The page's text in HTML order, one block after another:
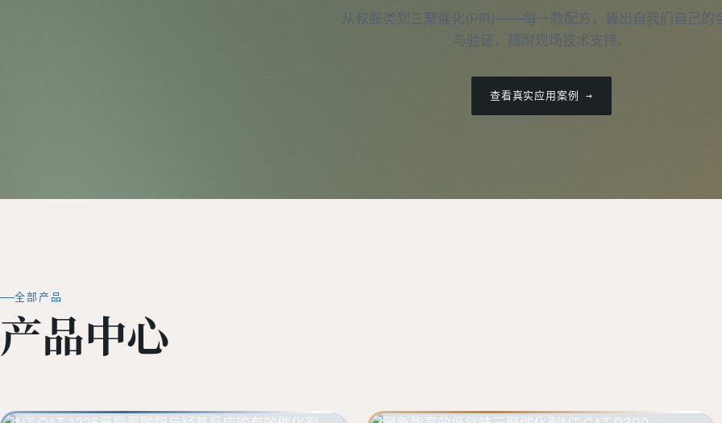
从叔胺类到三聚催化(PIR)——每一款配方，皆出自我们自己的
与验证，随附现场技术支持。
查看真实应用案例 →
全部产品
产品中心